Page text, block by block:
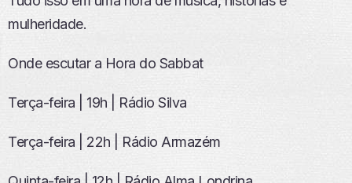
mulheridade.
Onde escutar a Hora do Sabbat
Terça-feira | 19h | Rádio Silva
Terça-feira | 22h | Rádio Armazém